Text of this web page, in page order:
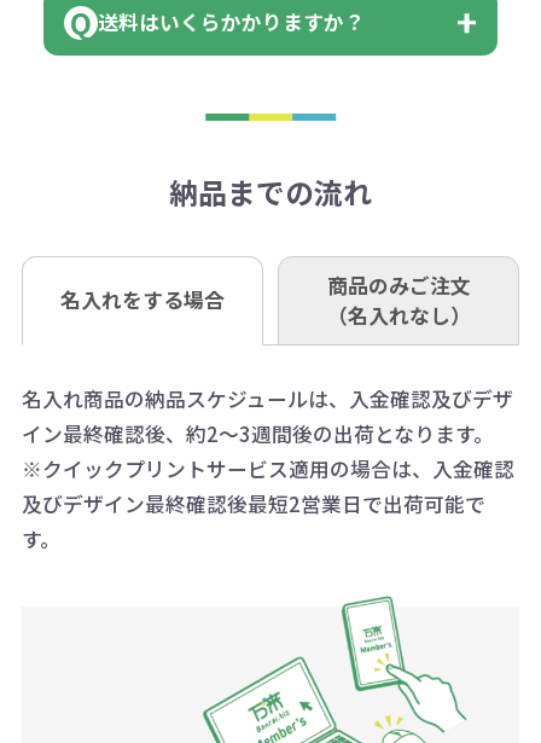
はまらない数を入力すると、アラー
アラートに従って数を調整してくだ
※不良商品をご返却いただけない場
います。あらかじめご了承くださ
※不良商品は商品到着後7営業日以
お問合せ先
AM10:00～PM5:00（土・日・祝日を
除く平日）
す。
相談下さい。
なお、印刷代はボリュームディスカ
同じ版で多くの数量を印刷すると、1
個当たりの印刷代単価がお安くなり
一方、数量が少なく一定数に満たな
い場合は、単価計算ではなく、印刷
代の基本料金を一式頂戴する場合が
ございます。
商品や印刷方法によって異なります
ので、予めご了承ください。
例：200個未満（1式：18,000円）
■ゆうちょ銀行（振替口座）
口座名 株式会社モノベーション
※振り込み手数料はお客さま負担と
なりますのでご注意ください。
既製品の場合、ご入金確認後3営業
ご入金確認後約3週間となります。
定しているものもあります。
あれば、午前中までにご注文とご入
金いただければ翌日着でお送りする
お急ぎの場合、ご相談ください。最
大限努力いたします。
送料はいくらかかりますか？
き別途申し受けます。
も複数ヶ所への納品の場合、別途送
料頂戴する場合がございます。
詳細はこちらご確認ください。
配送について
納品までの流れ
名入れをする場合
商品のみご注文
（名入れなし）
名入れ商品の納品スケジュールは、入金確認及びデザ
イン最終確認後、約2～3週間後の出荷となります。
※クイックプリントサービス適用の場合は、入金確認
及びデザイン最終確認後最短2営業日で出荷可能で
す。